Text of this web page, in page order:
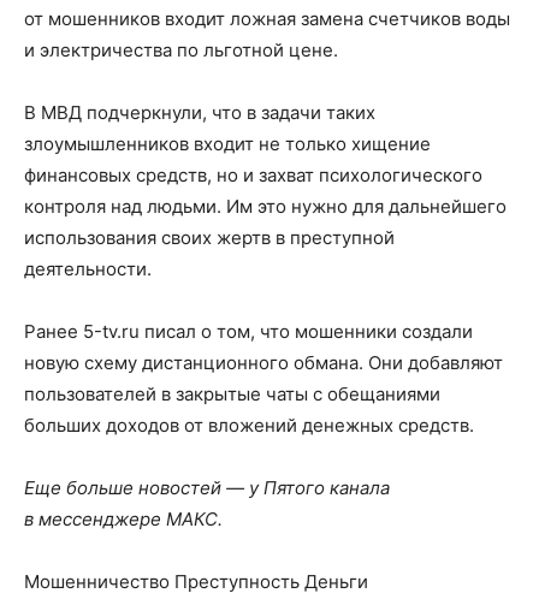
от мошенников входит ложная замена счетчиков воды
и электричества по льготной цене.
В МВД подчеркнули, что в задачи таких
злоумышленников входит не только хищение
финансовых средств, но и захват психологического
контроля над людьми. Им это нужно для дальнейшего
использования своих жертв в преступной
деятельности.
Ранее 5-tv.ru писал о том, что мошенники создали
новую схему дистанционного обмана. Они добавляют
пользователей в закрытые чаты с обещаниями
больших доходов от вложений денежных средств.
Еще больше новостей — у Пятого канала
в мессенджере МАКС.
Мошенничество Преступность Деньги